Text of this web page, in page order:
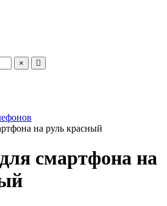
×
на руль красный
смартфона на